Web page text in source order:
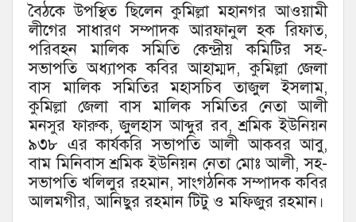
বৈঠকে উপস্থিত ছিলেন কুমিল্লা মহানগর আওয়ামী
লীগের সাধারণ সম্পাদক আরফানুল হক রিফাত,
পরিবহন মালিক সমিতি কেন্দ্রীয় কমিটির সহ-
সভাপতি অধ্যাপক কবির আহাম্মদ, কুমিল্লা জেলা
বাস মালিক সমিতির মহাসচিব তাজুল ইসলাম,
কুমিল্লা জেলা বাস মালিক সমিতির নেতা আলী
মনসুর ফারুক, জুলহাস আব্দুর রব, শ্রমিক ইউনিয়ন
৯৩৮ এর কার্যকরি সভাপতি আলী আকবর আবু,
বাম মিনিবাস শ্রমিক ইউনিয়ন নেতা মোঃ আলী, সহ-
সভাপতি খলিলুর রহমান, সাংগঠনিক সম্পাদক কবির
আলমগীর, আনিছুর রহমান টিটু ও মফিজুর রহমান।